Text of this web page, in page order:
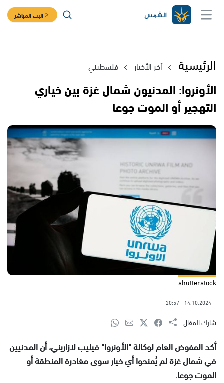
البث المباشر
الرئيسية آخر الأخبار فلسطيني
الأونروا: المدنيون شمال غزة بين خياري
التهجير أو الموت جوعا
shutterstock
14.10.2024
20:57
شارك المقال
أكد المفوض العام لوكالة "الأونروا" فيليب لازاريني، أن المدنيين
في شمال غزة لم يُمنحوا أي خيار سوى مغادرة المنطقة أو
الموت جوعا.